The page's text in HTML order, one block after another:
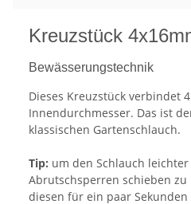
Kreuzstück
Bewässerungstechnik
Dieses Kreuzstück verbindet
Innendurchmesser. Das ist
klassischen Gartenschlauch.
Tip: um den Schlauch
Abrutschsperren schieben zu
diesen für ein paar